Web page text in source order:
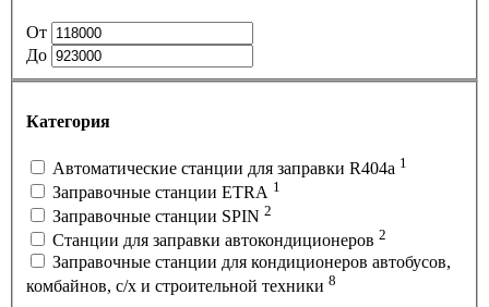
От
До
Категория
Автоматические станции для заправки R404a 1
Заправочные станции ETRA 1
Заправочные станции SPIN 2
Станции для заправки автокондиционеров 2
Заправочные станции для кондиционеров автобусов,
комбайнов, с/х и строительной техники 8